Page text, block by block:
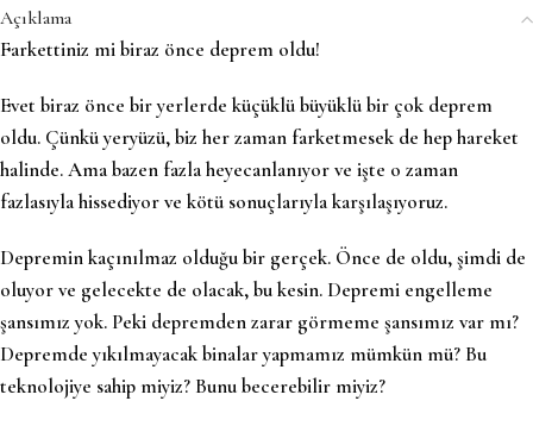
Açıklama
Farkettiniz mi biraz önce deprem oldu!
Evet biraz önce bir yerlerde küçüklü büyüklü bir çok deprem
oldu. Çünkü yeryüzü, biz her zaman farketmesek de hep hareket
halinde. Ama bazen fazla heyecanlanıyor ve işte o zaman
fazlasıyla hissediyor ve kötü sonuçlarıyla karşılaşıyoruz.
Depremin kaçınılmaz olduğu bir gerçek. Önce de oldu, şimdi de
oluyor ve gelecekte de olacak, bu kesin. Depremi engelleme
şansımız yok. Peki depremden zarar görmeme şansımız var mı?
Depremde yıkılmayacak binalar yapmamız mümkün mü? Bu
teknolojiye sahip miyiz? Bunu becerebilir miyiz?